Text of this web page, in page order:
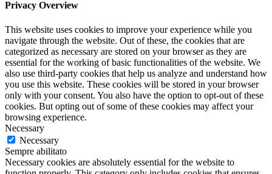
Privacy Overview
This website uses cookies to improve your experience while you
navigate through the website. Out of these, the cookies that are
categorized as necessary are stored on your browser as they are
essential for the working of basic functionalities of the website. We
also use third-party cookies that help us analyze and understand how
you use this website. These cookies will be stored in your browser
only with your consent. You also have the option to opt-out of these
cookies. But opting out of some of these cookies may affect your
browsing experience.
Necessary
Necessary
Sempre abilitato
Necessary cookies are absolutely essential for the website to